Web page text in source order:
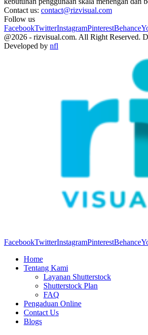
Contact us: contact@rizvisual.com
Follow us
FacebookTwitterInstagramPinterestBehance
@2026 - rizvisual.com. All Right Reserved.
Developed by nfl
FacebookTwitterInstagramPinterestBehance
Home
Tentang Kami
Layanan Shutterstock
Shutterstock Plan
FAQ
Pengaduan Online
Contact Us
Blogs